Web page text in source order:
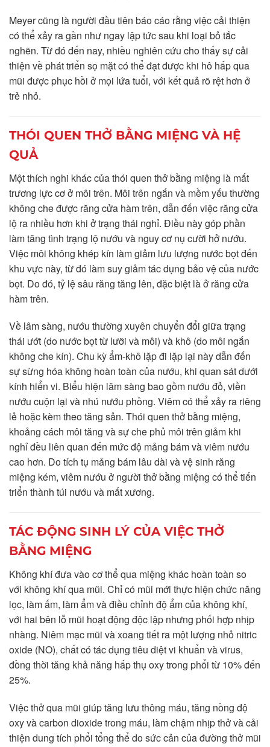
Meyer cũng là người đầu tiên báo cáo rằng việc cải thiện
có thể xảy ra gần như ngay lập tức sau khi loại bỏ tắc
nghẽn. Từ đó đến nay, nhiều nghiên cứu cho thấy sự cải
thiện về phát triển sọ mặt có thể đạt được khi hô hấp qua
mũi được phục hồi ở mọi lứa tuổi, với kết quả rõ rệt hơn ở
trẻ nhỏ.
THÓI QUEN THỞ BẰNG MIỆNG VÀ HỆ
QUẢ
Một thích nghi khác của thói quen thở bằng miệng là mất
trương lực cơ ở môi trên. Môi trên ngắn và mềm yếu thường
không che được răng cửa hàm trên, dẫn đến việc răng cửa
lộ ra nhiều hơn khi ở trạng thái nghỉ. Điều này góp phần
làm tăng tình trạng lộ nướu và nguy cơ nụ cười hở nướu.
Việc môi không khép kín làm giảm lưu lượng nước bọt đến
khu vực này, từ đó làm suy giảm tác dụng bảo vệ của nước
bọt. Do đó, tỷ lệ sâu răng tăng lên, đặc biệt là ở răng cửa
hàm trên.
Về lâm sàng, nướu thường xuyên chuyển đổi giữa trạng
thái ướt (do nước bọt từ lưỡi và môi) và khô (do môi ngắn
không che kín). Chu kỳ ẩm-khô lặp đi lặp lại này dẫn đến
sự sừng hóa không hoàn toàn của nướu, khi quan sát dưới
kính hiển vi. Biểu hiện lâm sàng bao gồm nướu đỏ, viền
nướu cuộn lại và nhú nướu phồng. Viêm có thể xảy ra riêng
lẻ hoặc kèm theo tăng sản. Thói quen thở bằng miệng,
khoảng cách môi tăng và sự che phủ môi trên giảm khi
nghỉ đều liên quan đến mức độ mảng bám và viêm nướu
cao hơn. Do tích tụ mảng bám lâu dài và vệ sinh răng
miệng kém, viêm nướu ở người thở bằng miệng có thể tiến
triển thành túi nướu và mất xương.
TÁC ĐỘNG SINH LÝ CỦA VIỆC THỞ
BẰNG MIỆNG
Không khí đưa vào cơ thể qua miệng khác hoàn toàn so
với không khí qua mũi. Chỉ có mũi mới thực hiện chức năng
lọc, làm ấm, làm ẩm và điều chỉnh độ ẩm của không khí,
với hai bên lỗ mũi hoạt động độc lập nhưng phối hợp nhịp
nhàng. Niêm mạc mũi và xoang tiết ra một lượng nhỏ nitric
oxide (NO), chất có tác dụng tiêu diệt vi khuẩn và virus,
đồng thời tăng khả năng hấp thụ oxy trong phổi từ 10% đến
25%.
Việc thở qua mũi giúp tăng lưu thông máu, tăng nồng độ
oxy và carbon dioxide trong máu, làm chậm nhịp thở và cải
thiện dung tích phổi tổng thể do sức cản của đường thở mũi